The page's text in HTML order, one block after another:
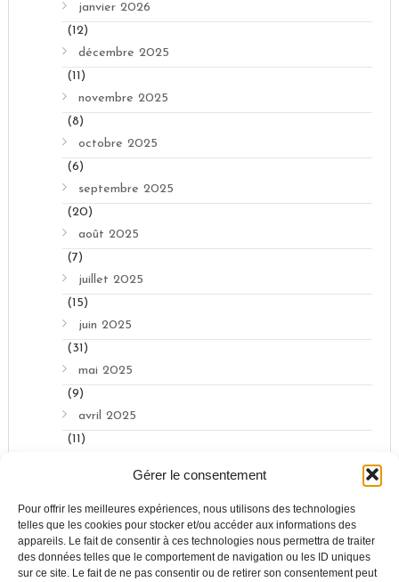
Gérer le consentement
Pour offrir les meilleures expériences, nous utilisons des technologies
telles que les cookies pour stocker et/ou accéder aux informations des
appareils. Le fait de consentir à ces technologies nous permettra de traiter
des données telles que le comportement de navigation ou les ID uniques
sur ce site. Le fait de ne pas consentir ou de retirer son consentement peut
janvier 2026
(12)
décembre 2025
(11)
novembre 2025
(8)
octobre 2025
(6)
septembre 2025
(20)
août 2025
(7)
juillet 2025
(15)
juin 2025
(31)
mai 2025
(9)
avril 2025
(11)
février 2025
(1)